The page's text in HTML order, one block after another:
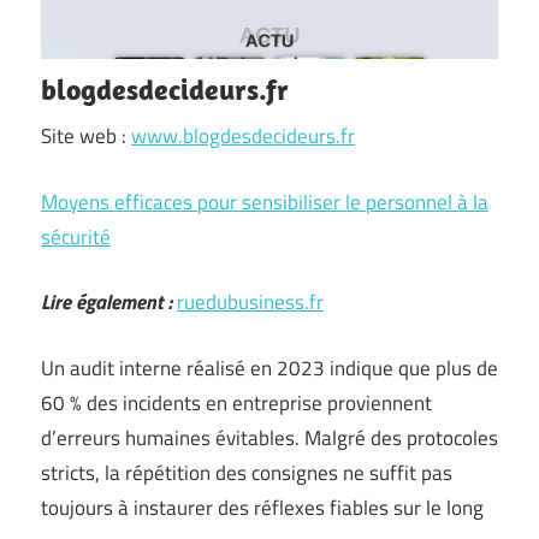
blogdesdecideurs.fr
Site web :www.blogdesdecideurs.fr
Moyens efficaces pour sensibiliser le personnel à la
sécurité
Lire également :ruedubusiness.fr
Un audit interne réalisé en 2023 indique que plus de
60 % des incidents en entreprise proviennent
d’erreurs humaines évitables. Malgré des protocoles
stricts, la répétition des consignes ne suffit pas
toujours à instaurer des réflexes fiables sur le long